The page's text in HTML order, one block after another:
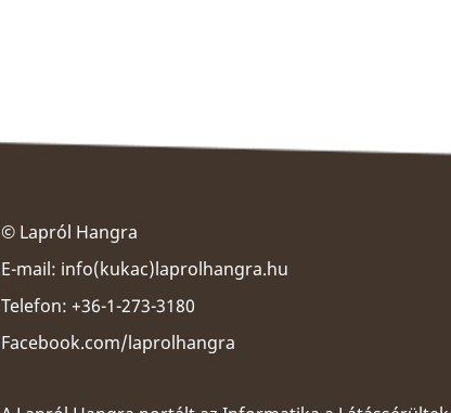
© Lapról Hangra
E-mail: info(kukac)laprolhangra.hu
Telefon: +36-1-273-3180
Facebook.com/laprolhangra